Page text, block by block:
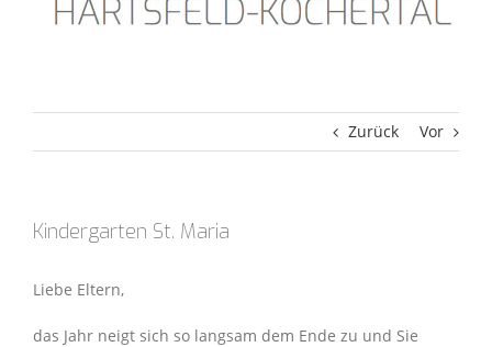
Zurück Vor
Kindergarten St. Maria
Liebe Eltern,
das Jahr neigt sich so langsam dem Ende zu und Sie